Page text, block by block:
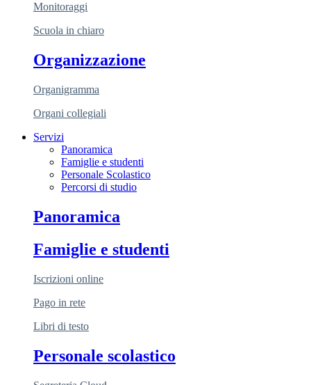
Monitoraggi
Scuola in chiaro
Organizzazione
Organigramma
Organi collegiali
Servizi
Panoramica
Famiglie e studenti
Personale Scolastico
Percorsi di studio
Panoramica
Famiglie e studenti
Iscrizioni online
Pago in rete
Libri di testo
Personale scolastico